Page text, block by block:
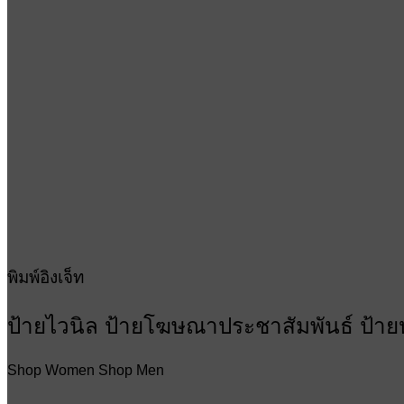
พิมพ์อิงเจ็ท
ป้ายไวนิล ป้ายโฆษณาประชาสัมพันธ์ ป้า
Shop Women Shop Men